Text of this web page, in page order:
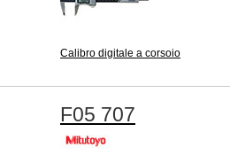
Calibro digitale a corsoio
F05 707